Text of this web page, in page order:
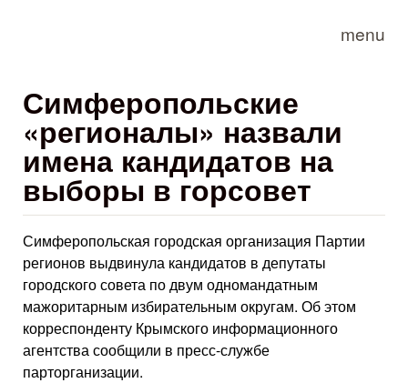
menu
Симферопольские
«регионалы» назвали
имена кандидатов на
выборы в горсовет
Симферопольская городская организация Партии
регионов выдвинула кандидатов в депутаты
городского совета по двум одномандатным
мажоритарным избирательным округам. Об этом
корреспонденту Крымского информационного
агентства сообщили в пресс-службе
парторганизации.